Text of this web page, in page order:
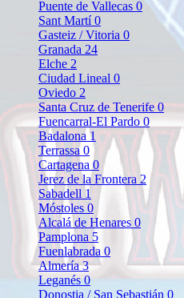
Puente de Vallecas 0
Sant Martí0
Gasteiz / Vitoria 0
Granada 24
Elche 2
Ciudad Lineal 0
Oviedo 2
Santa Cruz de Tenerife0
Fuencarral-El Pardo 0
Badalona 1
Terrassa 0
Cartagena 0
Jerez de la Frontera 2
Sabadell 1
Móstoles0
Alcalá de Henares 0
Pamplona 5
Fuenlabrada 0
Almería3
Leganés0
Donostia / San Sebastián 0